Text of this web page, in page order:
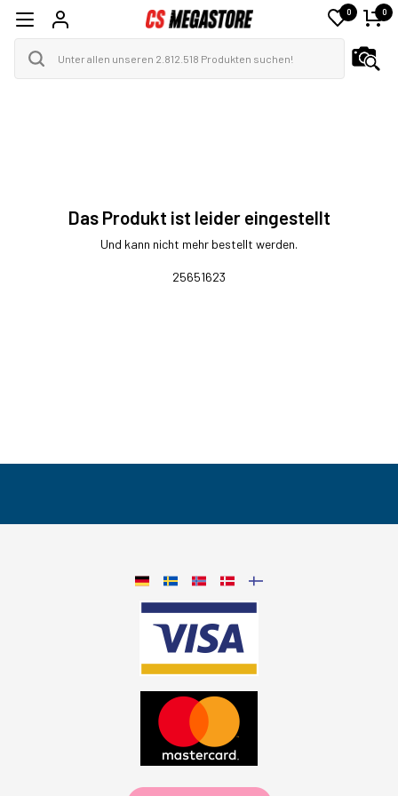
0 0
Das Produkt ist leider eingestellt
Und kann nicht mehr bestellt werden.
25651623